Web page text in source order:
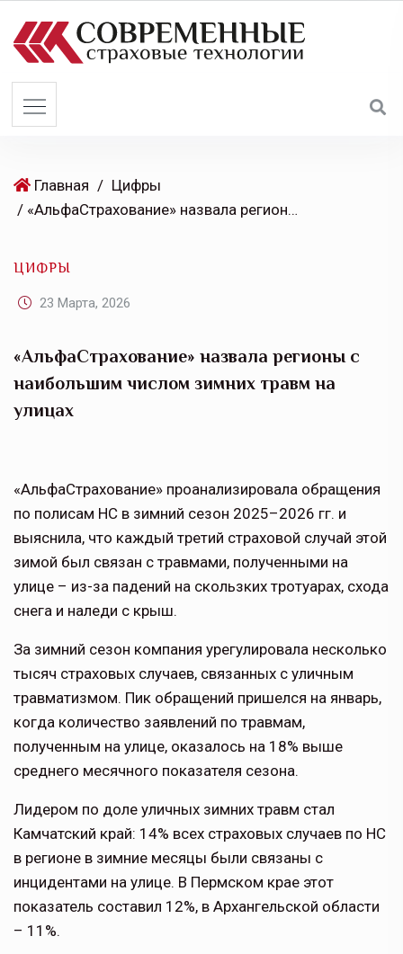
Главная / Цифры
/ «АльфаСтрахование» назвала регионы с наибольшим числом зимних травм на улицах
ЦИФРЫ
23 Марта, 2026
«АльфаСтрахование» назвала регионы с
наибольшим числом зимних травм на
улицах
«АльфаСтрахование» проанализировала обращения
по полисам НС в зимний сезон 2025–2026 гг. и
выяснила, что каждый третий страховой случай этой
зимой был связан с травмами, полученными на
улице – из-за падений на скользких тротуарах, схода
снега и наледи с крыш.
За зимний сезон компания урегулировала несколько
тысяч страховых случаев, связанных с уличным
травматизмом. Пик обращений пришелся на январь,
когда количество заявлений по травмам,
полученным на улице, оказалось на 18% выше
среднего месячного показателя сезона.
Лидером по доле уличных зимних травм стал
Камчатский край: 14% всех страховых случаев по НС
в регионе в зимние месяцы были связаны с
инцидентами на улице. В Пермском крае этот
показатель составил 12%, в Архангельской области
– 11%.